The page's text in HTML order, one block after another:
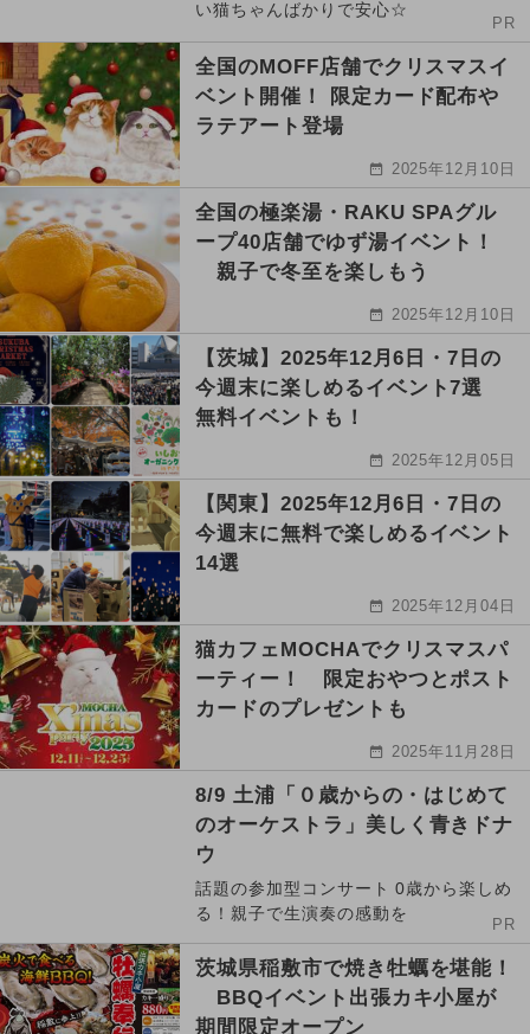
い猫ちゃんばかりで安心☆
PR
全国のMOFF店舗でクリスマスイ
ベント開催！ 限定カード配布や
ラテアート登場
2025年12月10日
全国の極楽湯・RAKU SPAグル
ープ40店舗でゆず湯イベント！
親子で冬至を楽しもう
2025年12月10日
【茨城】2025年12月6日・7日の
今週末に楽しめるイベント7選
無料イベントも！
2025年12月05日
【関東】2025年12月6日・7日の
今週末に無料で楽しめるイベント
14選
2025年12月04日
猫カフェMOCHAでクリスマスパ
ーティー！ 限定おやつとポスト
カードのプレゼントも
2025年11月28日
8/9 土浦「０歳からの・はじめて
のオーケストラ」美しく青きドナ
ウ
話題の参加型コンサート 0歳から楽しめ
る！親子で生演奏の感動を
PR
茨城県稲敷市で焼き牡蠣を堪能！
BBQイベント出張カキ小屋が
期間限定オープン